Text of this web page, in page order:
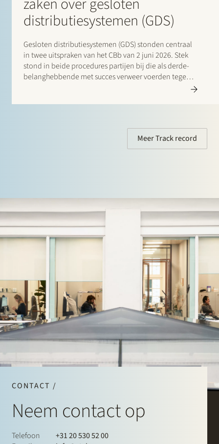
distributiesystemen (GDS)
Gesloten distributiesystemen (GDS) stonden centraal
in twee uitspraken van het CBb van 2 juni 2026. Stek
stond in beide procedures partijen bij die als derde-
belanghebbende met succes verweer voerden tegen
de ingestelde beroepen. In de eerste zaak stond Stek
Meer Track record
CONTACT /
Neem contact op
Telefoon
+31 20 530 52 00